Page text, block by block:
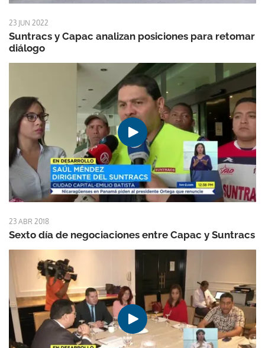
23 JUN 2022
Suntracs y Capac analizan posiciones para retomar
diálogo
23 ABR 2018
Sexto día de negociaciones entre Capac y Suntracs